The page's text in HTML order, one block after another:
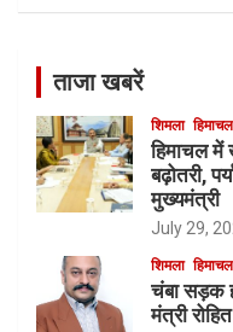
ताजा खबरें
शिमला
हिमाचल में
बढ़ोतरी,
मुख्यमंत्री
July 29,
शिमला
चंबा सड़क
मंत्री